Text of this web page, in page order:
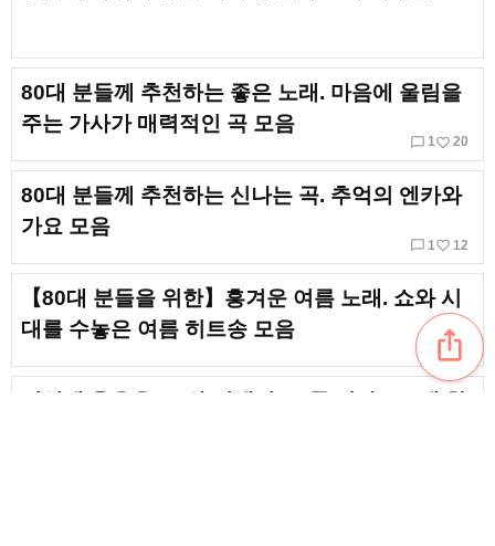
80대 분들께 추천하는 좋은 노래. 마음에 울림을
주는 가사가 매력적인 곡 모음
chat_bubble_outline 1 favorite_border 20
80대 분들께 추천하는 신나는 곡. 추억의 엔카와
가요 모음
chat_bubble_outline 1 favorite_border 12
【80대 분들을 위한】흥겨운 여름 노래. 쇼와 시
대를 수놓은 여름 히트송 모음
favorite_border
ios_share